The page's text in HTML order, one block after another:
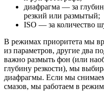
диафрагма — за
резкий или размытый;
ISO — за количество
В режимах приоритета мы
из параметров, другие два
важно размыть фон (или
глубину резкости), мы
диафрагмы. Если мы
смазов, мы работаем в